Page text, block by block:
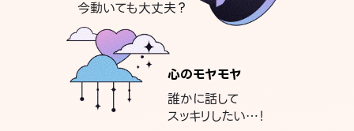
今動いても大丈夫？
心のモヤモヤ
誰かに話して
スッキリしたい…！